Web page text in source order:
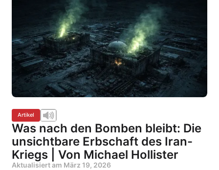
Artikel
Was nach den Bomben bleibt: Die
unsichtbare Erbschaft des Iran-
Kriegs | Von Michael Hollister
Aktualisiert am März 19, 2026